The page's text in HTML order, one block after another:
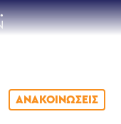
ΑΝΑΚΟΙΝΏΣΕΙΣ